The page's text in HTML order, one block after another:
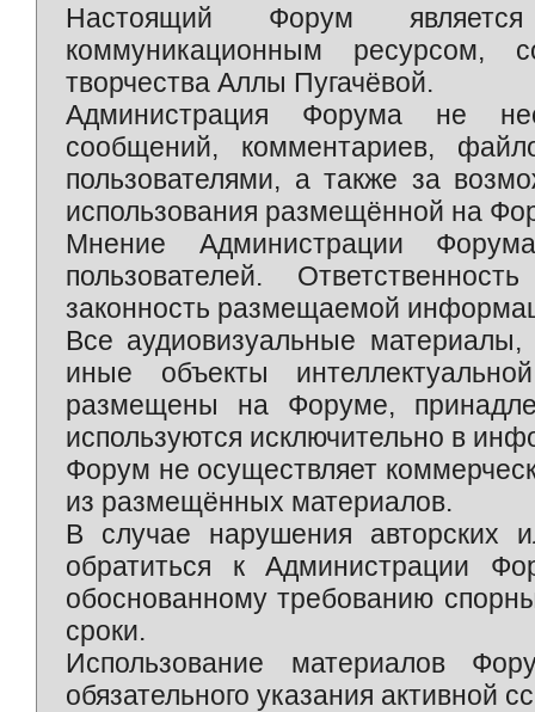
Настоящий Форум является
коммуникационным ресурсом,
творчества Аллы Пугачёвой.
Администрация Форума не
сообщений, комментариев,
пользователями, а также за
использования размещённой на
Мнение Администрации
пользователей.
законность размещаемой
Все аудиовизуальные
иные объекты
размещены на Форуме,
используются исключительно в
Форум не осуществляет
из размещённых материалов.
В случае нарушения авторских
обратиться к Администрации
обоснованному требованию
сроки.
Использование материалов
обязательного указания активной